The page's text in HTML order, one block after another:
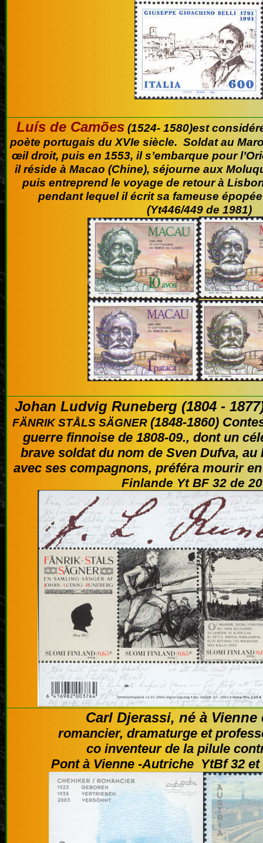
Luís de Camões(1524- 1580)est
poète portugais du XVIe siècle. Soldat au
œil droit, puis en 1553, il s’embarque pour
il réside à Macao (Chine), séjourne aux
puis entreprend le voyage de retour à
pendant lequel il écrit sa fameuse
(Yt446/449 de 1981)
Johan Ludvig Runeberg (1804 -
FÄNRIK STÅLS SÄGNER (1848-1860)
guerre finnoise de 1808-09., dont un
brave soldat du nom de Sven Dufva,
avec ses compagnons, préféra mourir
Finlande Yt BF 32 de
Carl Djerassi, né à Vienne
romancier, dramaturge et
co inventeur de la pilule
Pont à Vienne -Autriche YtBf 32 et